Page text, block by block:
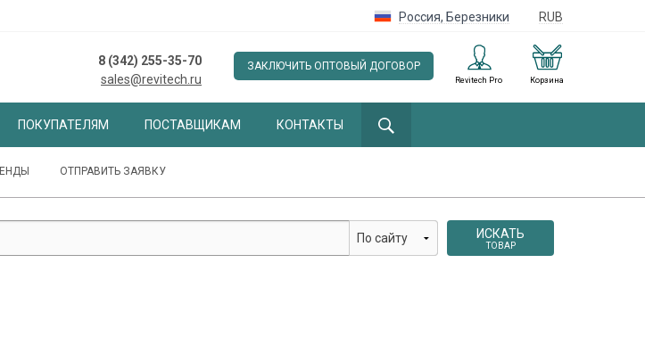
Россия, Березники RUB
Корзина
Revitech Pro
ЗАКЛЮЧИТЬ ОПТОВЫЙ ДОГОВОР
8 (342) 255-35-70
sales@revitech.ru
ПОКУПАТЕЛЯМ ПОСТАВЩИКАМ КОНТАКТЫ
ОТПРАВИТЬ ЗАЯВКУ
ИСКАТЬ
ТОВАР